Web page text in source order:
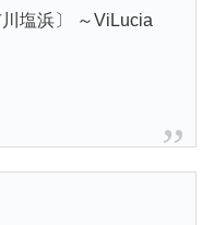
塩浜〕 ～ViLucia